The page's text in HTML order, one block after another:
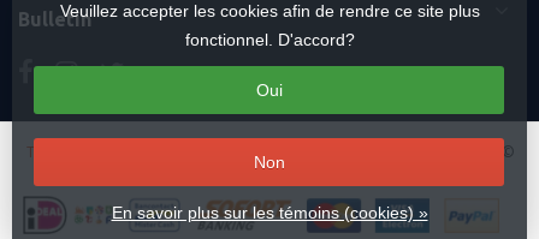
BulletinVeuillez accepter les cookies afin de rendre ce site plus
fonctionnel. D'accord?
Oui
Non
En savoir plus sur les témoins (cookies) »
Termes et conditions Sitemap
Copyright Otaku Ninja Hero ©